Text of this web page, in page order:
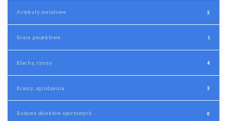
Artykuły metalowe 2
Biura projektowe 1
Blachy, rynny 4
Bramy, ogrodzenia 3
Budowa obiektów sportowych 0